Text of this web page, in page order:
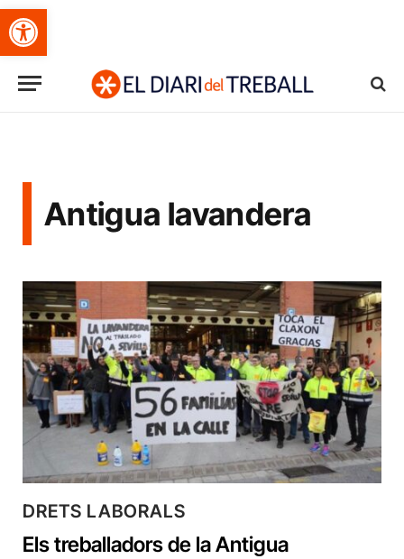
Obre la barra d'eines
Antigua lavandera
DRETS LABORALS
Els treballadors de la Antigua